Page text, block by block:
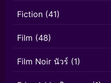
Fiction (41)
Film (48)
Film Noir นัวร์ (1)